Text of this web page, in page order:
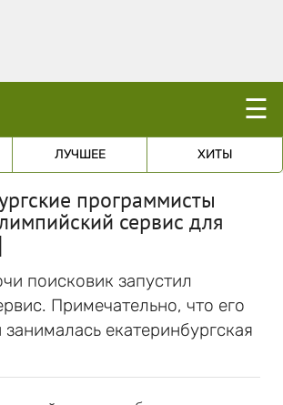
☰
ЛУЧШЕЕ ХИТЫ
программисты
сервис для
поисковик запустил
Примечательно, что его
екатеринбургская